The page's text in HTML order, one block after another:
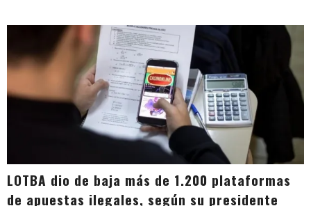
LOTBA dio de baja más de 1.200 plataformas
de apuestas ilegales, según su presidente